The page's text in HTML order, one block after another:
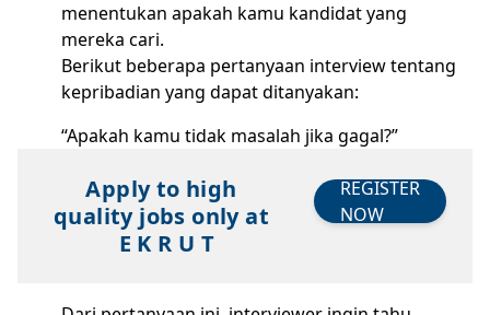
menentukan apakah kamu kandidat yang
mereka cari.
Berikut beberapa pertanyaan interview tentang
kepribadian yang dapat ditanyakan:
“Apakah kamu tidak masalah jika gagal?”
Apply to high
quality jobs only at
E K R U T
REGISTER
NOW